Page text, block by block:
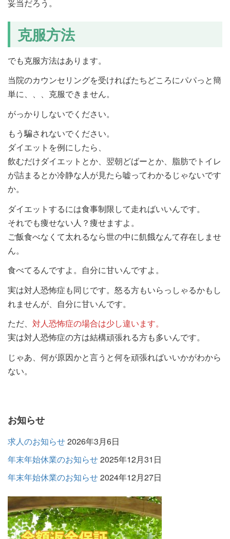
妥当だろう。
克服方法
でも克服方法はあります。
当院のカウンセリングを受ければたちどころにパパっと簡
単に、、、克服できません。
がっかりしないでください。
もう騙されないでください。
ダイエットを例にしたら、
飲むだけダイエットとか、翌朝どばーとか、脂肪でトイレ
が詰まるとか冷静な人が見たら嘘ってわかるじゃないです
か。
ダイエットするには食事制限して走ればいいんです。
それでも痩せない人？痩せますよ。
ご飯食べなくて太れるなら世の中に飢餓なんて存在しませ
ん。
食べてるんですよ。自分に甘いんですよ。
実は対人恐怖症も同じです。怒る方もいらっしゃるかもし
れませんが、自分に甘いんです。
ただ、 対人恐怖症の場合は少し違います。
実は対人恐怖症の方は結構頑張れる方も多いんです。
じゃあ、何が原因かと言うと何を頑張ればいいかがわから
ない。
お知らせ
求人のお知らせ2026年3月6日
年末年始休業のお知らせ2025年12月31日
年末年始休業のお知らせ2024年12月27日